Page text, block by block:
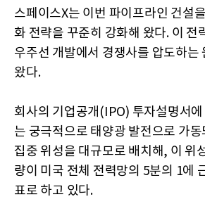
스페이스X는 이번 파이프라인 건설
화 전략을 꾸준히 강화해 왔다. 이 전
우주선 개발에서 경쟁사를 압도하는
왔다.
회사의 기업공개(IPO) 투자설명서
는 궁극적으로 태양광 발전으로 가
집중 위성을 대규모로 배치해, 이 위
량이 미국 전체 전력망의 5분의 1에
표로 하고 있다.